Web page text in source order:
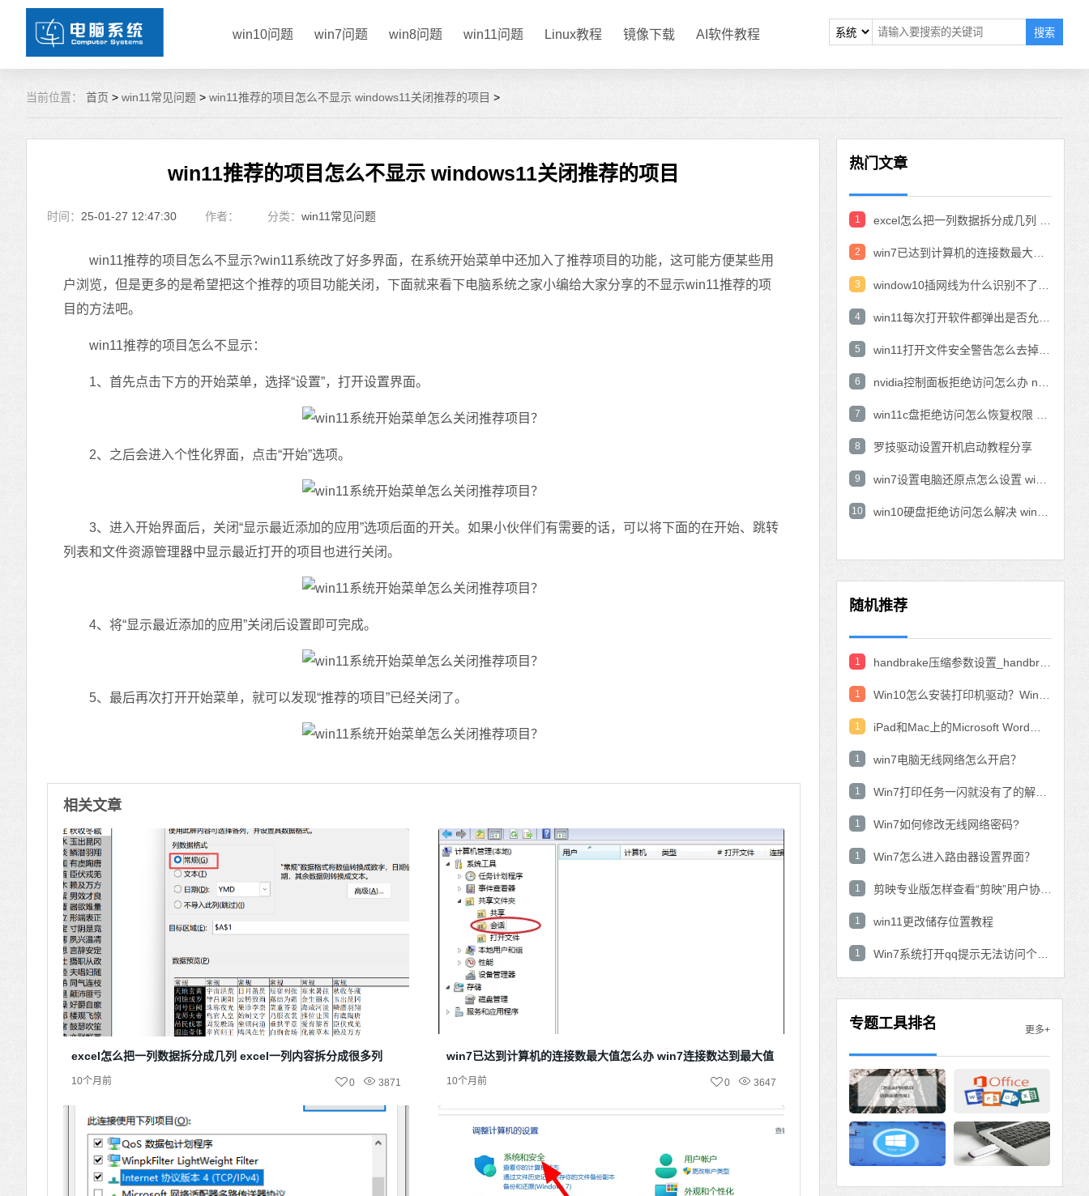
win10问题 win7问题 win8问题 win11问题 Linux教程 镜像下载 AI软件教程 搜索
当前位置： 首页 > win11常见问题 > win11推荐的项目怎么不显示 windows11关闭推荐的项目 >
win11推荐的项目怎么不显示 windows11关闭推荐的项目
时间： 25-01-27 12:47:30 作者： 分类： win11常见问题
win11推荐的项目怎么不显示?win11系统改了好多界面，在系统开始菜单中还加入了推荐项目的功能，这可能方便某些用
户浏览，但是更多的是希望把这个推荐的项目功能关闭，下面就来看下电脑系统之家小编给大家分享的不显示win11推荐的项
目的方法吧。
win11推荐的项目怎么不显示：
1、首先点击下方的开始菜单，选择“设置”，打开设置界面。
2、之后会进入个性化界面，点击“开始”选项。
3、进入开始界面后，关闭“显示最近添加的应用”选项后面的开关。如果小伙伴们有需要的话，可以将下面的在开始、跳转
列表和文件资源管理器中显示最近打开的项目也进行关闭。
4、将“显示最近添加的应用”关闭后设置即可完成。
5、最后再次打开开始菜单，就可以发现“推荐的项目”已经关闭了。
相关文章
excel怎么把一列数据拆分成几列 excel一列内容拆分成很多列
10个月前 3871
0
win7已达到计算机的连接数最大值怎么办 win7连接数达到最大值
10个月前 3647
0
热门文章
1
2
3
4
5
6
7
8 罗技驱动设置开机启动教程分享
9
10
随机推荐
1
1
1
1 win7电脑无线网络怎么开启？
1
1 Win7如何修改无线网络密码?
1 Win7怎么进入路由器设置界面？
1
1 win11更改储存位置教程
1
专题工具排名 更多+